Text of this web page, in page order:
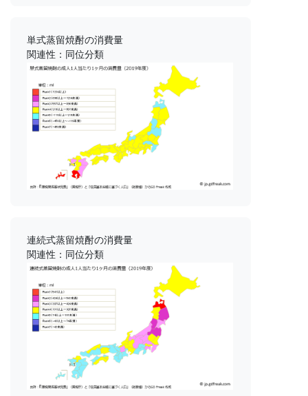
単式蒸留焼酎の消費量
関連性：同位分類
連続式蒸留焼酎の消費量
関連性：同位分類